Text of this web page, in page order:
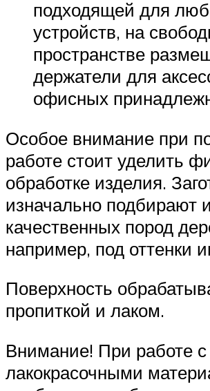
подходящей для
устройств, на
пространстве
держатели для
офисных
Особое внимание при
работе стоит уделить
обработке изделия.
изначально подбирают
качественных пород
например, под оттенки
Поверхность
пропиткой и лаком.
Внимание! При работе с
лакокрасочными